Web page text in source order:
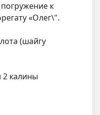
к
«Олег\".
(шайгу
2 калины